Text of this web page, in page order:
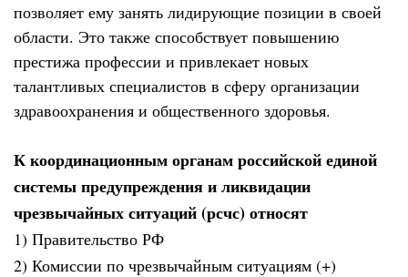
позволяет ему занять лидирующие позиции в своей
области. Это также способствует повышению
престижа профессии и привлекает новых
талантливых специалистов в сферу организации
здравоохранения и общественного здоровья.
К координационным органам российской единой
системы предупреждения и ликвидации
чрезвычайных ситуаций (рсчс) относят
1) Правительство РФ
2) Комиссии по чрезвычайным ситуациям (+)